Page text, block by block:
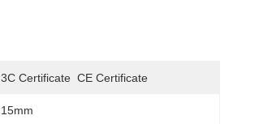
3C Certificate  CE Certificate
15mm